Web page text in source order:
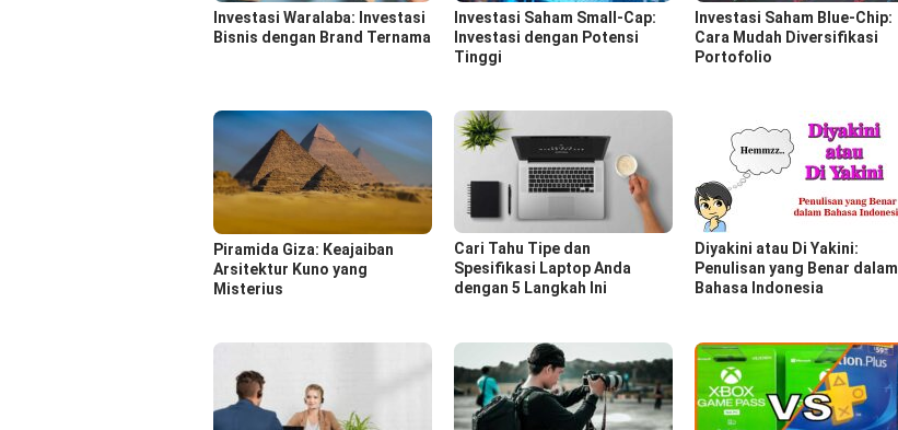
Investasi Waralaba: Investasi
Bisnis dengan Brand Ternama
Investasi Saham Small-Cap:
Investasi dengan Potensi
Tinggi
Investasi Saham Blue-Chip:
Cara Mudah Diversifikasi
Portofolio
Piramida Giza: Keajaiban
Arsitektur Kuno yang
Misterius
Cari Tahu Tipe dan
Spesifikasi Laptop Anda
dengan 5 Langkah Ini
Diyakini atau Di Yakini:
Penulisan yang Benar dalam
Bahasa Indonesia